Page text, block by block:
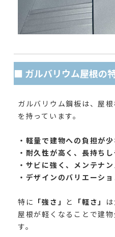
■ ガルバリウム屋根の
ガルバリウム鋼板は、屋
を持っています。
・軽量で建物への負担が
・耐久性が高く、長持ち
・サビに強く、メンテナ
・デザインのバリエーシ
特に 「強さ」 と 「軽さ」
屋根が軽くなることで建
す。